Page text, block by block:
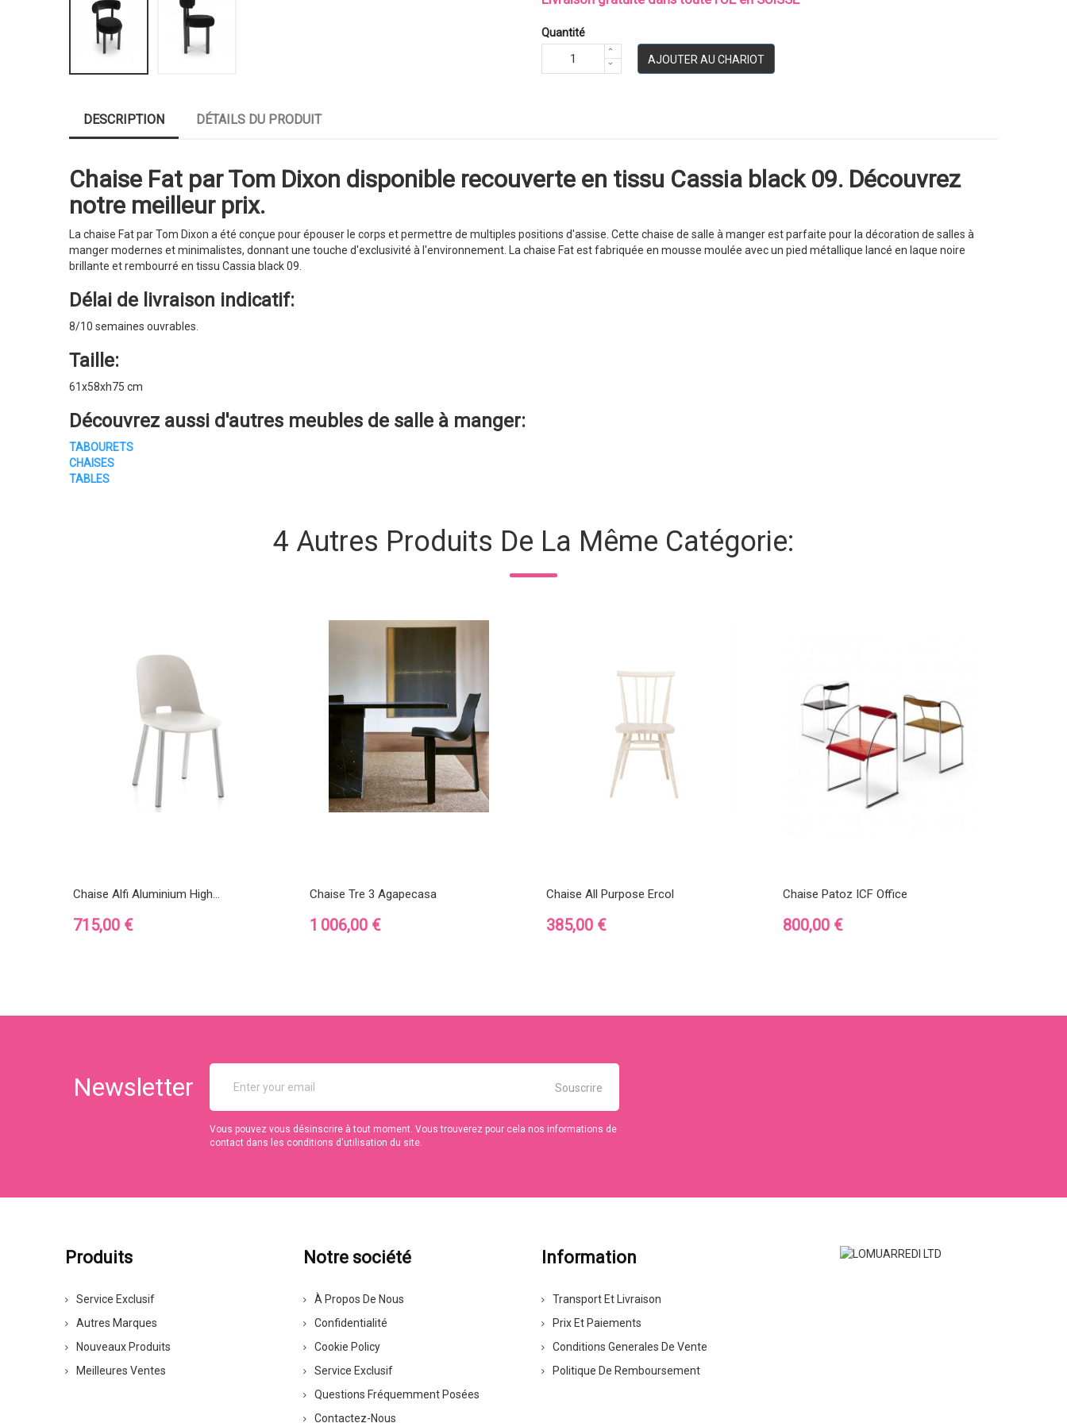
Quantité
AJOUTER AU CHARIOT
DESCRIPTION DÉTAILS DU PRODUIT
Chaise Fat par Tom Dixon disponible recouverte en tissu Cassia black 09. Découvrez
notre meilleur prix.
La chaise Fat par Tom Dixon a été conçue pour épouser le corps et permettre de multiples positions d'assise. Cette chaise de salle à manger est parfaite pour la décoration de salles à
manger modernes et minimalistes, donnant une touche d'exclusivité à l'environnement. La chaise Fat est fabriquée en mousse moulée avec un pied métallique lancé en laque noire
brillante et rembourré en tissu Cassia black 09.
Délai de livraison indicatif:
8/10 semaines ouvrables.
Taille:
61x58xh75 cm
Découvrez aussi d'autres meubles de salle à manger:
TABOURETS
CHAISES
TABLES
4 Autres Produits De La Même Catégorie:
Chaise Alfi Aluminium High...
Prix
715,00 €
Chaise Tre 3 Agapecasa
Prix
1 006,00 €
Chaise All Purpose Ercol
Prix
385,00 €
Chaise Patoz ICF Office
Prix
800,00 €
Newsletter
Vous pouvez vous désinscrire à tout moment. Vous trouverez pour cela nos informations de
contact dans les conditions d'utilisation du site.
Produits
Service Exclusif
Autres Marques
Nouveaux Produits
Meilleures Ventes
Notre société
À Propos De Nous
Confidentialité
Cookie Policy
Service Exclusif
Questions Fréquemment Posées
Contactez-Nous
Information
Transport Et Livraison
Prix Et Paiements
Conditions Generales De Vente
Politique De Remboursement